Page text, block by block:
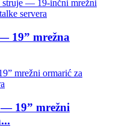
19” mrežna
19” mrežni